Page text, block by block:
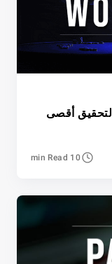
إعداد مساحة عملك على GGPoker لتحقيق أقصى
10 min Read